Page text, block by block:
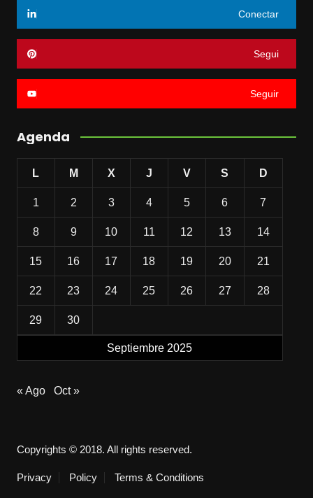
Conectar
Segui
Seguir
Agenda
Septiembre 2025
L M X J V S D
1 2 3 4 5 6 7
8 9 10 11 12 13 14
15 16 17 18 19 20 21
22 23 24 25 26 27 28
29 30
« Ago Oct »
Copyrights © 2018. All rights reserved.
Privacy Policy Terms & Conditions